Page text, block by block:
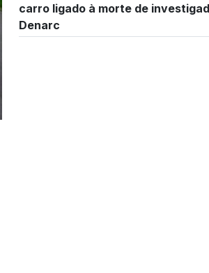
carro ligado à morte de
Denarc